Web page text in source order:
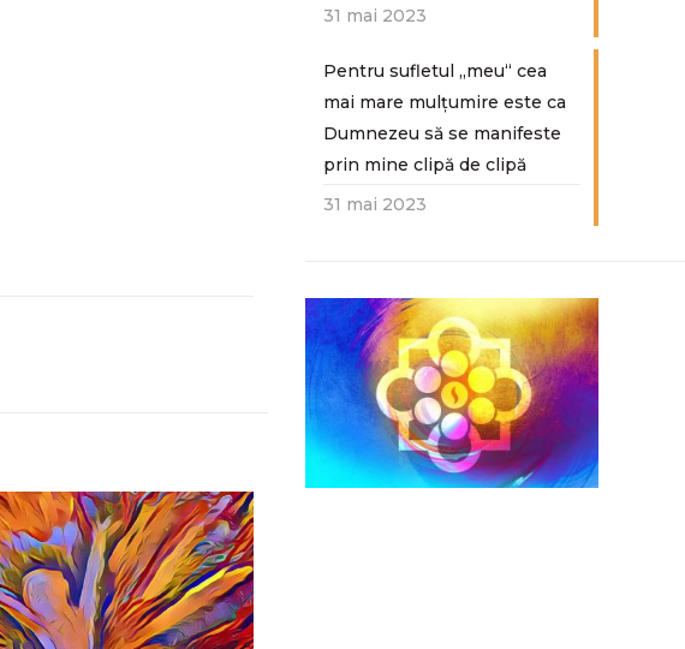
31 mai 2023
Pentru sufletul „meu“ cea
mai mare mulțumire este ca
Dumnezeu să se manifeste
prin mine clipă de clipă
31 mai 2023